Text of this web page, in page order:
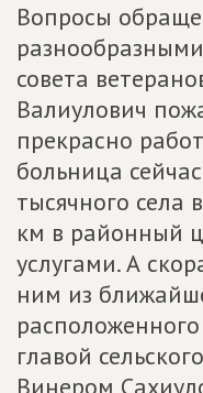
Вопросы
совета
Валиулович
прекрасно
больница
тысячного села
км в районный
услугами. А
ним из
главой
Винером